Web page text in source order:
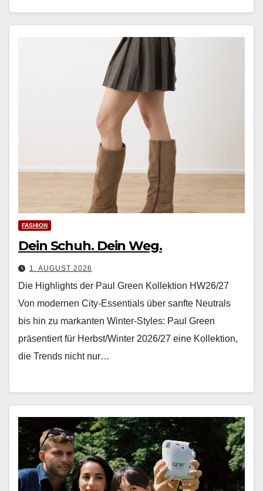
FASHION
Dein Schuh. Dein Weg.
1. AUGUST 2026
Die Highlights der Paul Green Kollektion HW26/27
Von mod­er­nen City-Essen­tials über san­fte Neu­trals
bis hin zu markan­ten Win­ter-Styles: Paul Green
präsen­tiert für Herbst/Winter 2026/27 eine Kollek­tion,
die Trends nicht nur…